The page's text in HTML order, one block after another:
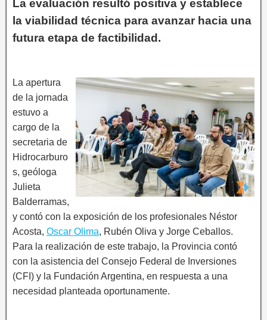
La evaluación resultó positiva y establece
la viabilidad técnica para avanzar hacia una
futura etapa de factibilidad.
La apertura
de la jornada
estuvo a
cargo de la
secretaria de
Hidrocarburo
s, geóloga
Julieta
Balderramas,
y contó con la exposición de los profesionales Néstor
Acosta, Oscar Olima, Rubén Oliva y Jorge Ceballos.
Para la realización de este trabajo, la Provincia contó
con la asistencia del Consejo Federal de Inversiones
(CFI) y la Fundación Argentina, en respuesta a una
necesidad planteada oportunamente.